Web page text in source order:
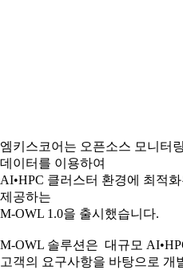
엠키스코어는 오픈소스 모니터
데이터를 이용하여
AI•HPC 클러스터 환경에 최적
제공하는
M-OWL 1.0을 출시했습니다.
M-OWL 솔루션은 대규모
고객의 요구사항을 바탕으로 개